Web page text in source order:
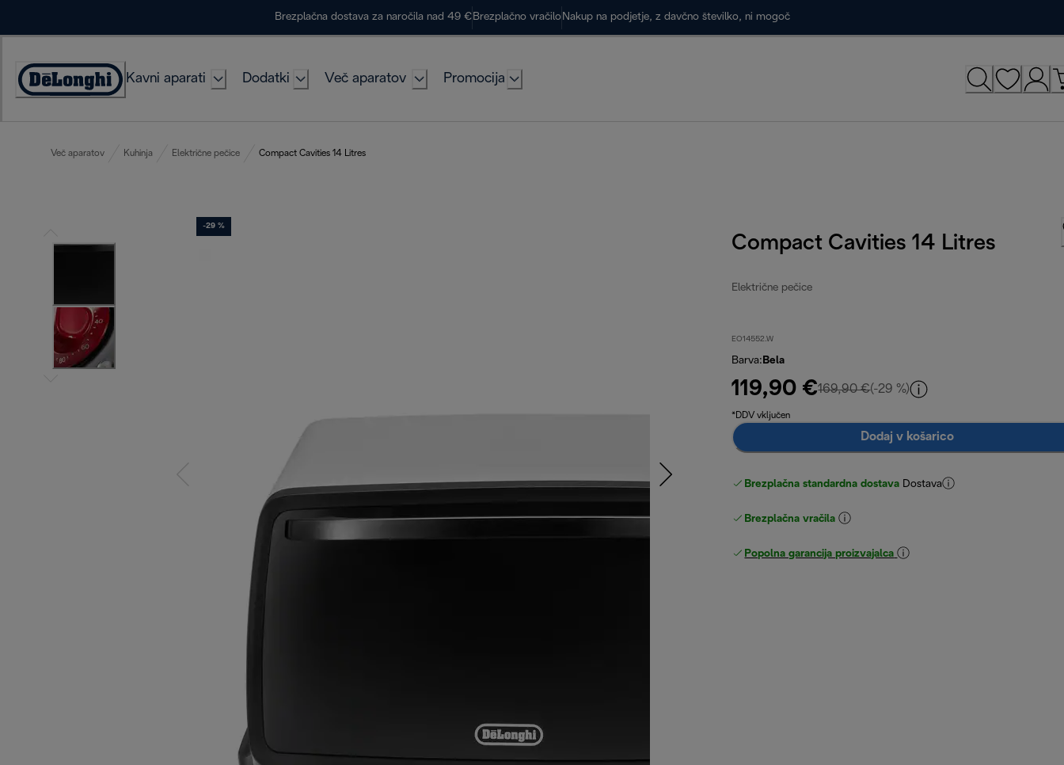
Brezplačna dostava za naročila nad 49 € Brezplačno vračilo Nakup na podjetje, z davčno številko, ni mogoč
Accessibility
Kavni aparati Dodatki Več aparatov Promocija
Več aparatov Kuhinja Električne pečice Compact Cavities 14 Litres
-29 %
Compact Cavities 14 Litres
Električne pečice
EO14552.W
Barva: Bela
119,90 €169,90 €izvirna cena 169,90 €
(-29 %)
*DDV vključen
Dodaj v košarico
Brezplačna standardna dostava Dostava
Brezplačna vračila
Popolna garancija proizvajalca